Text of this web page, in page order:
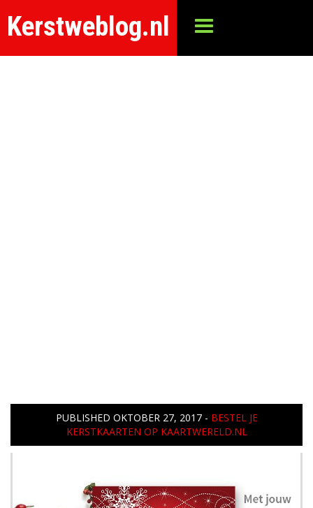
Kerstweblog.nl
PUBLISHED OKTOBER 27, 2017- BESTEL JE
KERSTKAARTEN OP KAARTWERELD.NL